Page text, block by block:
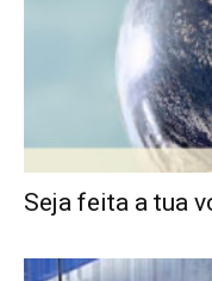
Seja feita a tua